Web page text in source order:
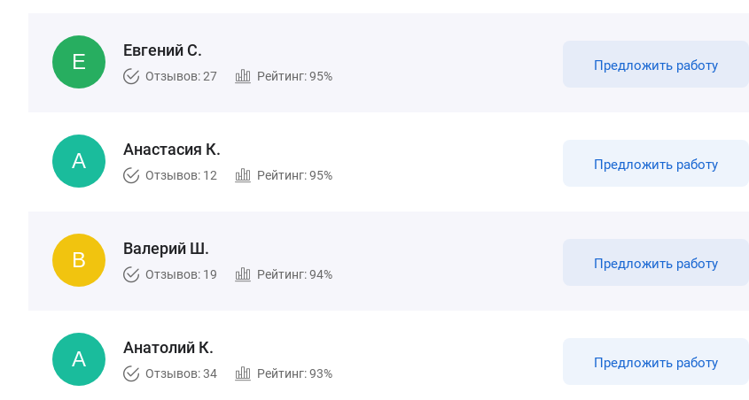
Евгений С.
Отзывов: 27 Рейтинг: 95%
Предложить работу
Анастасия К.
Отзывов: 12 Рейтинг: 95%
Предложить работу
Валерий Ш.
Отзывов: 19 Рейтинг: 94%
Предложить работу
Анатолий К.
Отзывов: 34 Рейтинг: 93%
Предложить работу